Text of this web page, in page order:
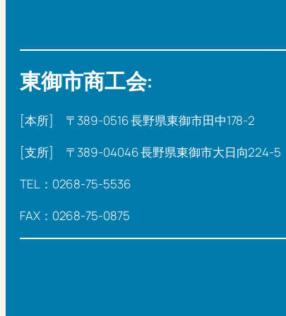
東御市商工会:
[本所] 〒389-0516 長野県東御市田中178-2
[支所] 〒389-04046 長野県東御市大日向224-5
TEL：0268-75-5536
FAX：0268-75-0875